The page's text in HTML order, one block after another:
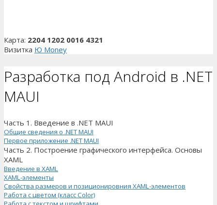
Карта: 2204 1202 0016 4321
Визитка Ю Money
Разработка под Android в .NET
MAUI
Часть 1. Введение в .NET MAUI
Общие сведения о .NET MAUI
Первое приложение .NET MAUI
Часть 2. Построение графического интерфейса. Основы
XAML
Введение в XAML
XAML-элементы
Свойства размеров и позиционировния XAML-элементов
Работа с цветом (класс Color)